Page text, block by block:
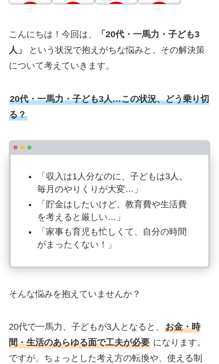
こんにちは！今回は、
「20代・一馬力・子ども3
人」
という状況で抱えがちな悩みと、その解決策
について考えていきます。
20代・一馬力・子ども3人…この状況、どう乗り切
る？
「収入は1人分なのに、子どもは3人。
毎月のやりくりが大変…」
「貯金はしたいけど、教育費や生活費
を考えると厳しい…」
「家事も育児も忙しくて、自分の時間
がまったくない！」
そんな悩みを抱えていませんか？
20代で一馬力、子どもが3人となると、 お金・時
間・生活のあらゆる面で工夫が必要になります。
ですが、ちょっとした考え方の転換や、使える制